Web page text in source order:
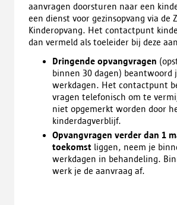
aanvragen doorsturen naar een
een dienst voor gezinsopvang via de
Kinderopvang. Het contactpunt
dan vermeld als toeleider bij deze
Dringende opvangvragen
binnen 30 dagen) beantwoord
werkdagen. Het contactpunt
vragen telefonisch om te
niet opgemerkt worden door
kinderdagverblijf.
Opvangvragen verder dan 1
toekomst liggen, neem je
werkdagen in behandeling.
werk je de aanvraag af.